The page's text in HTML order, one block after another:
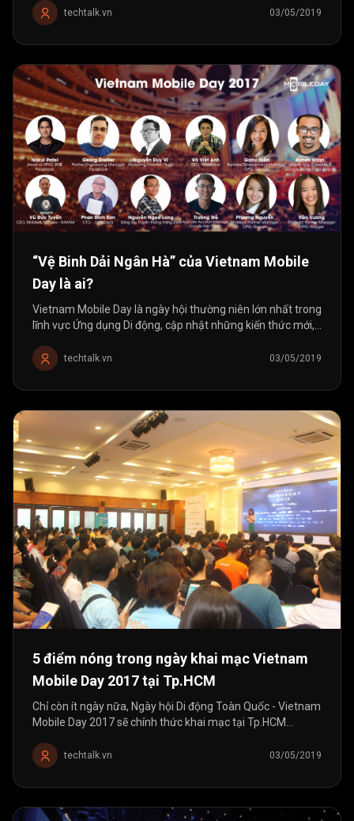
niên từ năm 2011 tới nay....
techtalk.vn 03/05/2019
“Vệ Binh Dải Ngân Hà” của Vietnam Mobile
Day là ai?
Vietnam Mobile Day là ngày hội thường niên lớn nhất trong
lĩnh vực Ứng dụng Di động, cập nhật những kiến thức mới,
tập...
techtalk.vn 03/05/2019
5 điểm nóng trong ngày khai mạc Vietnam
Mobile Day 2017 tại Tp.HCM
Chỉ còn ít ngày nữa, Ngày hội Di động Toàn Quốc - Vietnam
Mobile Day 2017 sẽ chính thức khai mạc tại Tp.HCM
BTC sự kiện điểm lại 5 tâm...
techtalk.vn 03/05/2019